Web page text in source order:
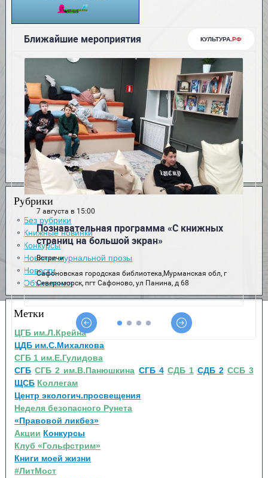
Рубрики
Без рубрики
Книжные новинки
Конкурсы
Новинки журнальной прозы
Новости
Объявления
Метки
ЦГБ им.Л.Крейна
ЦДБ им.С.Михалкова
СГБ 1 им.Е.Гулидова
СГБ СГБ 2 им.В.Панюшкина СГБ 4 СДБ 1 СДБ 2 ССБ 3
ЩСБ Коллегам
Центр экологич.просвещения
Неделя безопасного Рунета
«Правовой ликбез»
Акции Конкурсы
Клуб «Гольфстрим»
Книги моей жизни
#ЛитМост